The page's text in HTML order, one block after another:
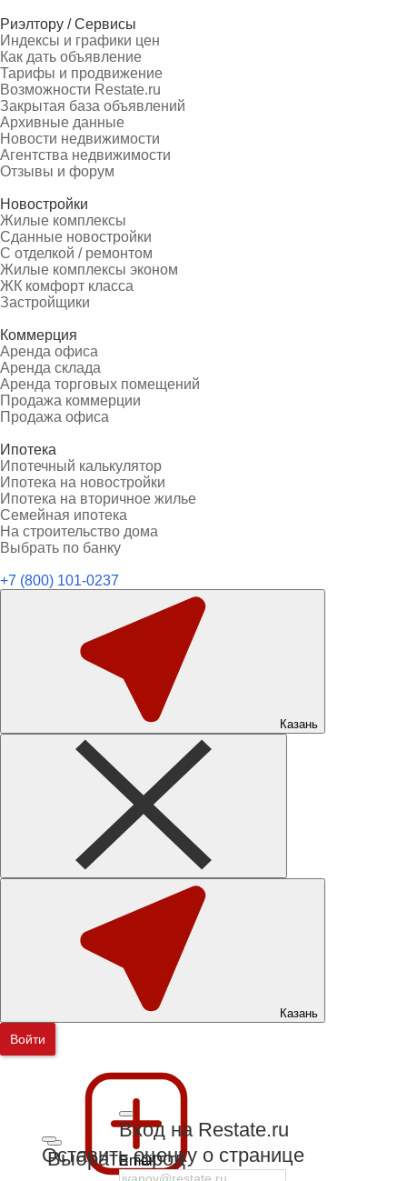
Риэлтору / Сервисы
Индексы и графики цен
Как дать объявление
Тарифы и продвижение
Возможности Restate.ru
Закрытая база объявлений
Архивные данные
Новости недвижимости
Агентства недвижимости
Отзывы и форум
Новостройки
Жилые комплексы
Сданные новостройки
С отделкой / ремонтом
Жилые комплексы эконом
ЖК комфорт класса
Застройщики
Коммерция
Аренда офиса
Аренда склада
Аренда торговых помещений
Продажа коммерции
Продажа офиса
Ипотека
Ипотечный калькулятор
Ипотека на новостройки
Ипотека на вторичное жилье
Семейная ипотека
На строительство дома
Выбрать по банку
+7 (800) 101-0237
Казань
Казань
Войти
Выбрать город
Вход на Restate.ru
Email
Оставить оценку о странице